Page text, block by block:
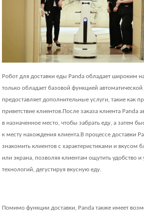
Робот для доставки еды Panda обладает широким
только обладает базовой функцией
предоставляет дополнительные услуги, такие как
приветствие клиентов.После заказа клиента Panda
в назначенное место, чтобы забрать еду, а затем
к месту нахождения клиента.В процессе доставки
знакомить клиентов с характеристиками и
или экрана, позволяя клиентам ощутить удобство и
технологий, дегустируя вкусную еду.
Помимо функции доставки, Panda также имеет